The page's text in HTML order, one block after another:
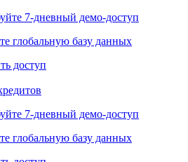
7-дневный демо-доступ
глобальную базу данных
доступ
7-дневный демо-доступ
глобальную базу данных